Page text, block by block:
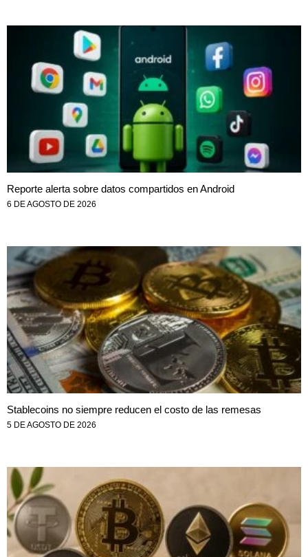
Reporte alerta sobre datos compartidos en Android
6 DE AGOSTO DE 2026
Stablecoins no siempre reducen el costo de las remesas
5 DE AGOSTO DE 2026